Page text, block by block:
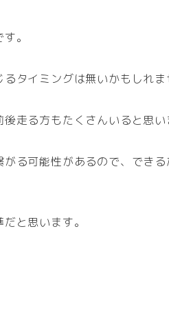
す。
タイミングは無いかもしれま
走る方もたくさんいると思い
る可能性があるので、でき
と思います。